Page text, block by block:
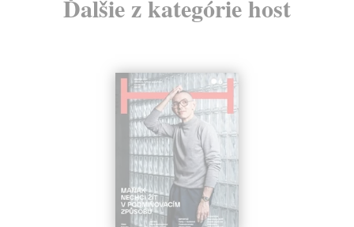
Ďalšie z kategórie host